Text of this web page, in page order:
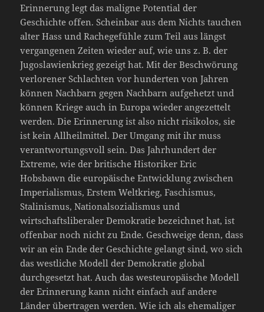
Erinnerung legt das maligne Potential der
Geschichte offen. Scheinbar aus dem Nichts tauchen
alter Hass und Rachegefühle zum Teil aus längst
vergangenen Zeiten wieder auf, wie uns z. B. der
Jugoslawienkrieg gezeigt hat. Mit der Beschwörung
verlorener Schlachten vor hunderten von Jahren
können Nachbarn gegen Nachbarn aufgehetzt und
können Kriege auch in Europa wieder angezettelt
werden. Die Erinnerung ist also nicht risikolos, sie
ist kein Allheilmittel. Der Umgang mit ihr muss
verantwortungsvoll sein. Das Jahrhundert der
Extreme, wie der britische Historiker Eric
Hobsbawn die europäische Entwicklung zwischen
Imperialismus, Erstem Weltkrieg, Faschismus,
Stalinismus, Nationalsozialismus und
wirtschaftsliberaler Demokratie bezeichnet hat, ist
offenbar noch nicht zu Ende. Geschweige denn, dass
wir an ein Ende der Geschichte gelangt sind, wo sich
das westliche Modell der Demokratie global
durchgesetzt hat. Auch das westeuropäische Modell
der Erinnerung kann nicht einfach auf andere
Länder übertragen werden. Wie ich als ehemaliger